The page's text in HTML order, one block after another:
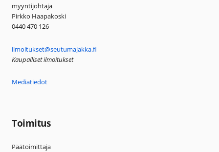
myyntijohtaja
Pirkko Haapakoski
0440 470 126
ilmoitukset@seutumajakka.fi
Kaupalliset ilmoitukset
Mediatiedot
Toimitus
Päätoimittaja